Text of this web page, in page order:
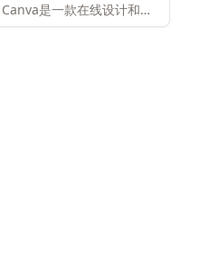
Canva是一款在线设计和协
作平台，提供免费版本和面